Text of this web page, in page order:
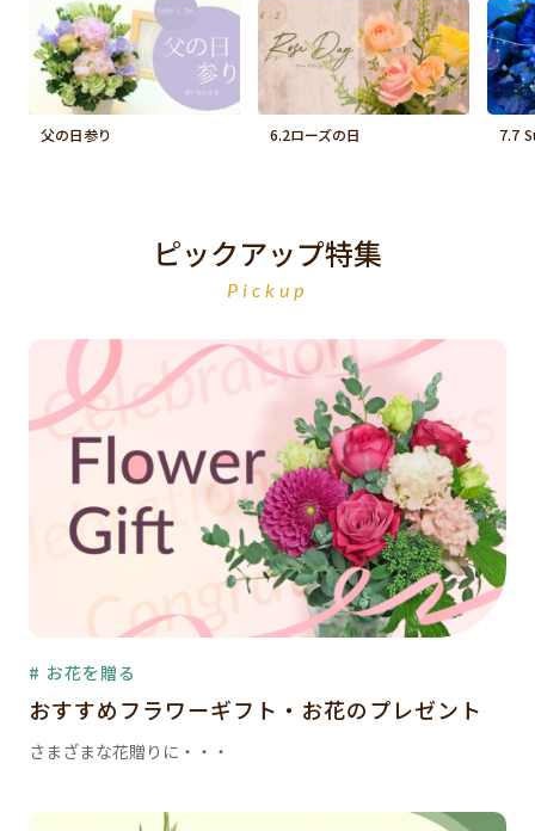
父の日参り 6.2ローズの日 7.7
ピックアップ特集
Pickup
# お花を贈る
おすすめフラワーギフト・お花のプレゼント
さまざまな花贈りに・・・